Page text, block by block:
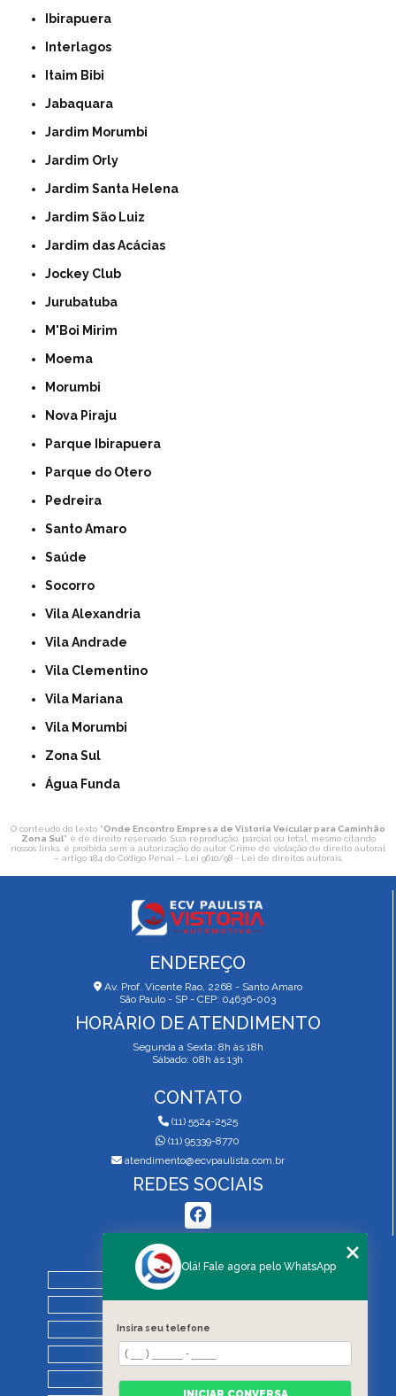
Ibirapuera
Interlagos
Itaim Bibi
Jabaquara
Jardim Morumbi
Jardim Orly
Jardim Santa Helena
Jardim São Luiz
Jardim das Acácias
Jockey Club
Jurubatuba
M'Boi Mirim
Moema
Morumbi
Nova Piraju
Parque Ibirapuera
Parque do Otero
Pedreira
Santo Amaro
Saúde
Socorro
Vila Alexandria
Vila Andrade
Vila Clementino
Vila Mariana
Vila Morumbi
Zona Sul
Água Funda
O conteúdo do texto "Onde Encontro Empresa de Vistoria Veicular para Caminhão
Zona Sul" é de direito reservado. Sua reprodução, parcial ou total, mesmo citando
nossos links, é proibida sem a autorização do autor. Crime de violação de direito autoral
– artigo 184 do Código Penal – Lei 9610/98 - Lei de direitos autorais.
ENDEREÇO
Av. Prof. Vicente Rao, 2268 - Santo Amaro
São Paulo - SP - CEP: 04636-003
HORÁRIO DE ATENDIMENTO
Segunda a Sexta: 8h às 18h
Sábado: 08h às 13h
CONTATO
(11) 5524-2525
(11) 95339-8770
atendimento@ecvpaulista.com.br
REDES SOCIAIS
MENU
QUEM SOMOS
SERVIÇOS
BLOG
REGRAS DE VISTORIA
Olá! Fale agora pelo WhatsApp
Insira seu telefone